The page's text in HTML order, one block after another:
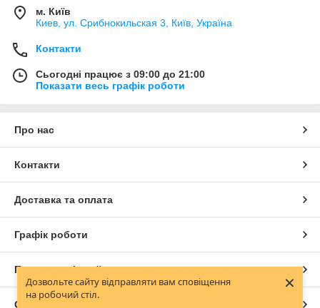
Дозвольте сайту відправляти вам сповіщення
на робочий стіл.
×
м. Київ
Киев, ул. Срибнокильская 3, Київ, Україна
Контакти
Сьогодні працює з 09:00 до 21:00
Показати весь графік роботи
Про нас
Контакти
Доставка та оплата
Графік роботи
Повна версія сайту
Сайт створено на маркетплейсі